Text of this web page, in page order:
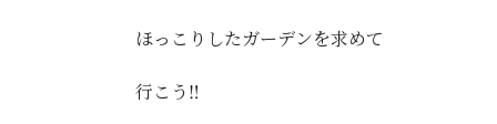
ほっこりしたガーデンを求めて
行こう‼️